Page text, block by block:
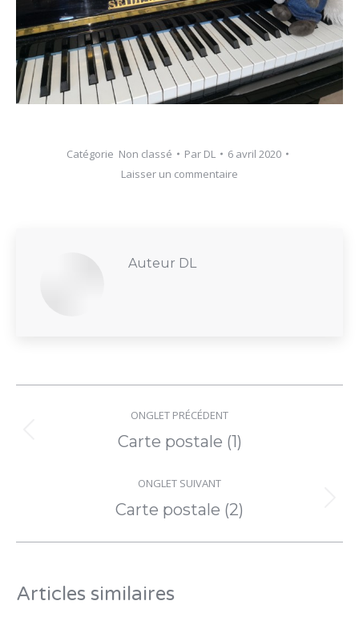
Catégorie Non classé Par DL
6 avril 2020
Laisser un commentaire
Auteur DL
commentaire
ONGLET PRÉCÉDENT
Onglet
Carte postale (1)
ONGLET SUIVANT
Onglet
Carte postale (2)
Articles similaires